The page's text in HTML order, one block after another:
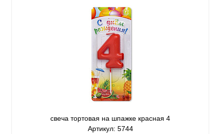
свеча тортовая на шпажке красная 4
Артикул: 5744